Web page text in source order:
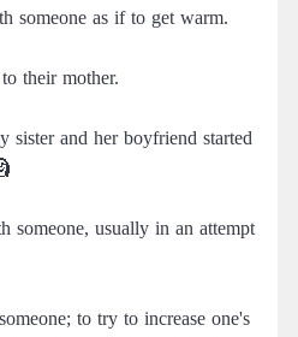
someone as if to get warm.
their mother.
and her boyfriend started
usually in an attempt
to try to increase one's